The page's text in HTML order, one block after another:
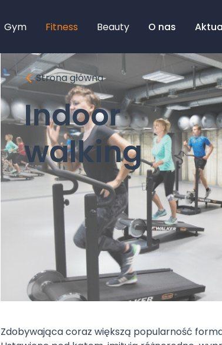
Gym Fitness Beauty O nas
Strona główna
Indoor
walking
Zdobywająca coraz większą popularność